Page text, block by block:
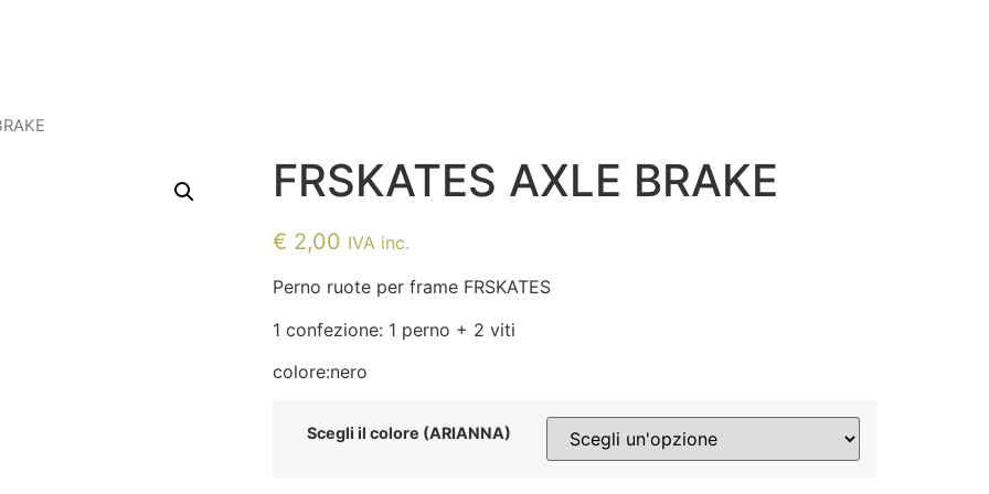
FRSKATES AXLE BRAKE
€ 2,00 IVA inc.
Perno ruote per frame FRSKATES
1 confezione: 1 perno + 2 viti
colore:nero
Scegli il colore (ARIANNA)